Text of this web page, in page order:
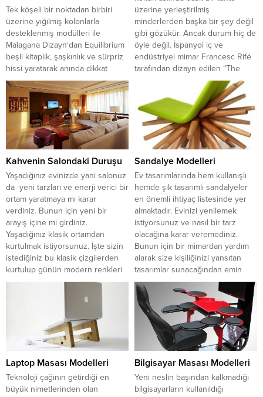
Tek köşeli bir noktadan birbiri
üzerine yığılmış kolonlarla
desteklenmiş modülleri ile
Malagana Dizayn‘dan Equilibrium
beşli kitaplık, şaşkınlık ve sürpriz
hissi yaratarak anında dikkat
çeken sıra dışı bir mobilyadır.
Kısımları havada uçuyormuş gibi
görünse de, Equilibrium 54 kg‘a
taşıyabiliyor. Oldukça beğeni
toplamış bu kitaplık doğal ceviz
kaplama ve üç renk özelliği ile...
üzerine yerleştirilmiş
minderlerden başka bir şey değil
gibi gözükür. Ancak durum hiç de
öyle değil. İspanyol iç ve
endüstriyel mimar Francesc Rifé
tarafından dizayn edilen “The
Mus” koltuk, KOO International
için tasarlanmış harika bir tasarım
ürünüdür. Ayrıca bu koltuk,
fotoğrafta gördüğünüz gibi
kahve...
Kahvenin Salondaki Duruşu
Yaşadığınız evinizde yani salonuz
da yeni tarzları ve enerji verici bir
ortam yaratmaya mı karar
verdiniz. Bunun için yeni bir
arayış içine mi girdiniz.
Yaşadığınız klasik ortamdan
kurtulmak istiyorsunuz. İşte sizin
istediğiniz bu klasik çizgilerden
kurtulup günün modern renkleri
içinde naif ve zarif mobilya
tasarımlarını bulabileceğiniz bazı
fikirlerimiz olucak sizlere....
Sandalye Modelleri
Ev tasarımlarında hem kullanışlı
hemde şık tasarımlı sandalyeler
en önemli ihtiyaç listesinde yer
almaktadır. Evinizi yenilemek
istiyorsunuz ve nasıl bir tarz
olacağına karar veremediniz.
Bunun için bir mimardan yardım
alarak size kişiliğinizi yansıtan
tasarımlar sunacağından emin
olabilirsiniz. İç dekorasyon yapan
mimarlar size sorduğu bir kaç
basit ama sizi anlatacak soru...
Laptop Masası Modelleri
Teknoloji çağının getirdiği en
büyük nimetlerinden olan
Bilgisayar Masası Modelleri
Yeni neslin başından kalkmadığı
bilgisayarların kullanıldığı